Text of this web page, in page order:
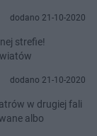
dodano 21-10-2020
strefie!
dodano 21-10-2020
w drugiej fali
albo